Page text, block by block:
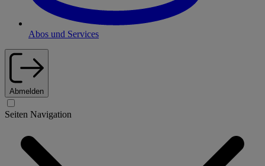
Abos und Services
Abmelden
Seiten Navigation